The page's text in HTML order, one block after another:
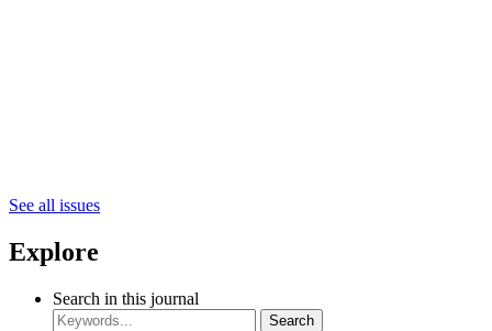
See all issues
Explore
Search in this journal
Search